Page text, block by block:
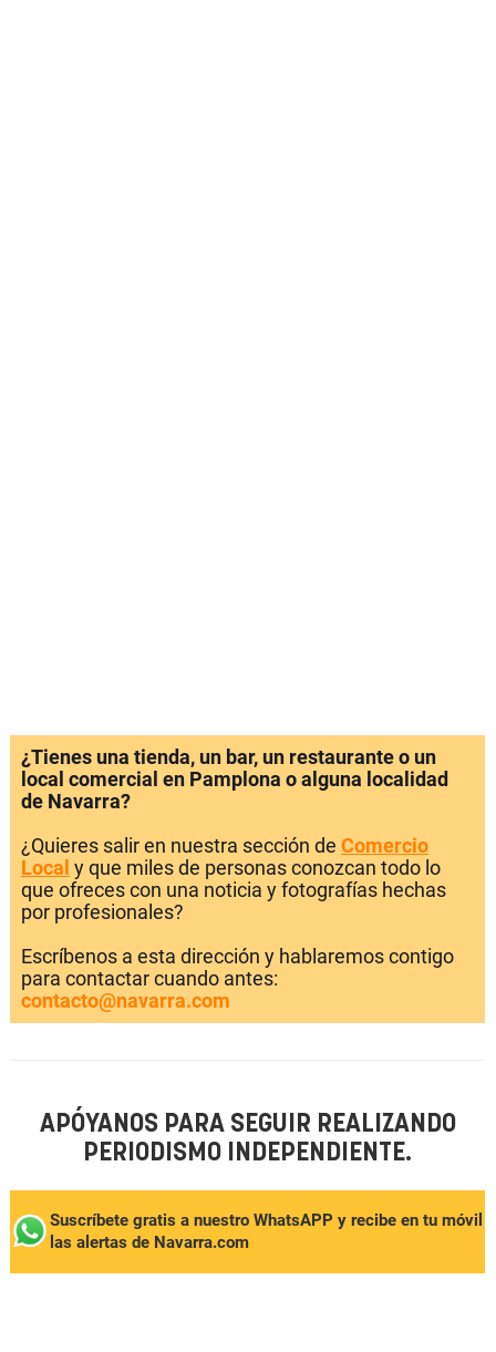
¿Tienes una tienda, un bar, un restaurante o un
local comercial en Pamplona o alguna localidad
de Navarra?
¿Quieres salir en nuestra sección de Comercio
Local y que miles de personas conozcan todo lo
que ofreces con una noticia y fotografías hechas
por profesionales?
Escríbenos a esta dirección y hablaremos contigo
para contactar cuando antes:
contacto@navarra.com
APÓYANOS PARA SEGUIR REALIZANDO
PERIODISMO INDEPENDIENTE.
Suscríbete gratis a nuestro WhatsAPP y recibe en tu móvil
las alertas de Navarra.com